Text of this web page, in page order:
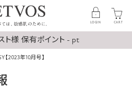
LOGIN CART
ト様 保有ポイント - pt
【2023年10月号】